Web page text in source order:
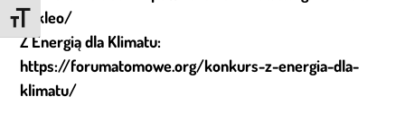
Zmień rozmiar czcionki
nukleo/
Z Energią dla Klimatu:
https://forumatomowe.org/konkurs-z-energia-dla-
klimatu/